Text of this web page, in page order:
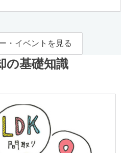
・イベントを見る
の基礎知識